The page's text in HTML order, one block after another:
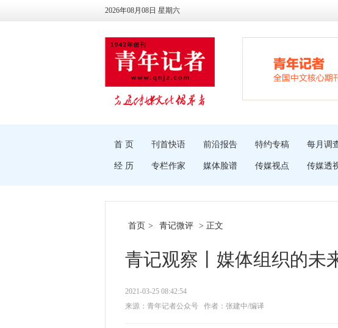
2026年08月08日 星期六
首 页 刊首快语 前沿报告 特约专稿 每月调
经 历 专栏作家 媒体脸谱 传媒视点 传媒透
首页 > 青记微评 > 正文
青记观察丨媒体组织的未
2021-03-25 08:42:54
来源：青年记者公众号
作者：张建中/编译